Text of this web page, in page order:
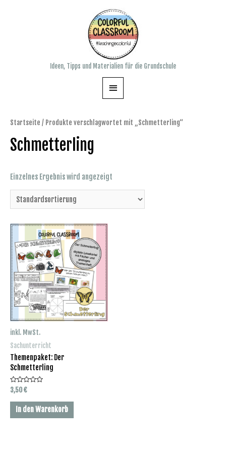
Ideen, Tipps und Materialien für die Grundschule
Hauptmenü
Startseite / Produkte verschlagwortet mit „Schmetterling“
Schmetterling
Einzelnes Ergebnis wird angezeigt
inkl. MwSt.
Sachunterricht
Themenpaket: Der
Schmetterling
Bewertet
mit
0
von
3,50€
In den Warenkorb